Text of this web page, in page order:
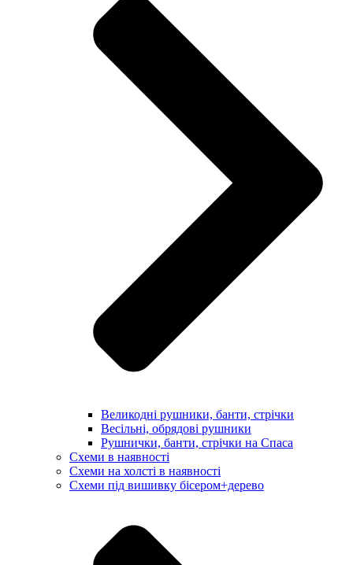
Великодні рушники, банти, стрічки
Весільні, обрядові рушники
Рушнички, банти, стрічки на Спаса
Схеми в наявності
Схеми на холсті в наявності
Схеми під вишивку бісером+дерево